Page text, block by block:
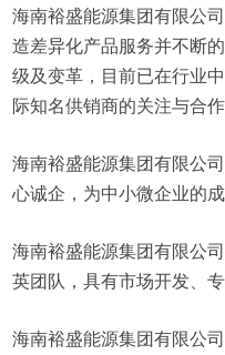
海南裕盛能源集团有限公
造差异化产品服务并不断
级及变革，目前已在行业
际知名供销商的关注与合作
海南裕盛能源集团有限公
心诚企，为中小微企业的
海南裕盛能源集团有限公
英团队，具有市场开发、
海南裕盛能源集团有限公